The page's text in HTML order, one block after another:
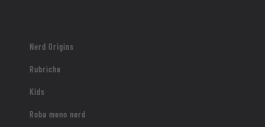
Nerd Origins
Rubriche
Kids
Roba meno nerd